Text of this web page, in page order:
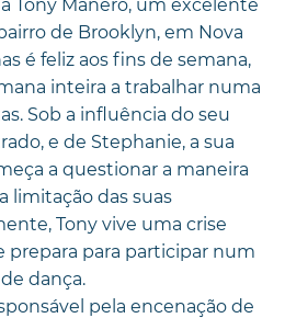
Tony Manero, um excelente
de Brooklyn, em Nova
é feliz aos fins de semana,
inteira a trabalhar numa
Sob a influência do seu
e de Stephanie, a sua
a questionar a maneira
limitação das suas
Tony vive uma crise
prepara para participar num
dança.
pela encenação de